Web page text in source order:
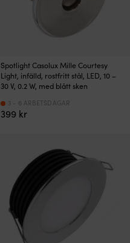
Spotlight Casolux Mille Courtesy
Light, infälld, rostfritt stål, LED, 10 –
30 V, 0.2 W, med blått sken
399 kr
3 - 6 ARBETSDAGAR